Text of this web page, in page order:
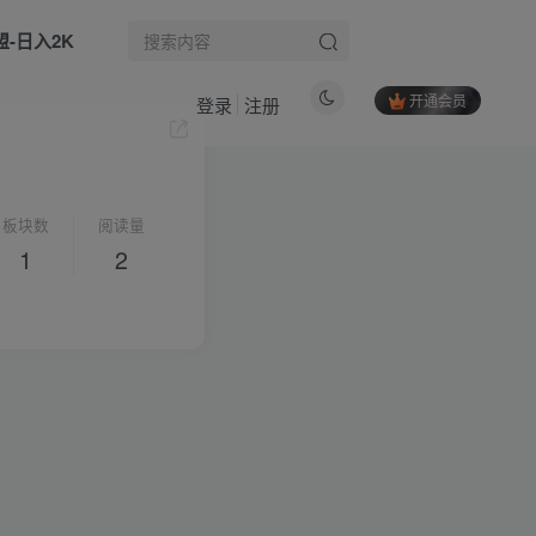
-日入2K
开通会员
登录 注册
板块数
1
阅读量
2